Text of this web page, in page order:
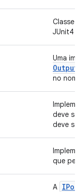
Classe
JUnit4
Uma
Output
no
deve
deve
que
A IPost